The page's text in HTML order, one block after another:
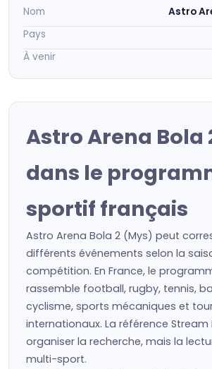
Nom
Astro
Pays
À venir
Astro Arena Bola
dans le
sportif français
Astro Arena Bola 2 (Mys) peut
différents événements selon la
compétition. En France, le
rassemble football, rugby, tennis,
cyclisme, sports mécaniques et
internationaux. La référence
organiser la recherche, mais la
multi-sport.